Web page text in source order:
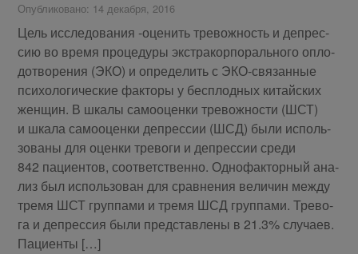
Опубликовано: 14 декабря, 2016
Цель ис­сле­до­ва­ния -оце­нить тре­вож­ность и де­прес­
сию во вре­мя про­це­ду­ры экс­тра­кор­по­раль­но­го опло­
до­тво­ре­ния (ЭКО) и опре­де­лить с ЭКО-свя­зан­ные
пси­хо­ло­ги­че­ские фак­то­ры у бес­плод­ных ки­тай­ских
жен­щин. В шка­лы са­мо­оцен­ки тре­вож­но­сти (ШСТ)
и шка­ла са­мо­оцен­ки де­прес­сии (ШСД) бы­ли ис­поль­
зо­ва­ны для оцен­ки тре­во­ги и де­прес­сии сре­ди
842 па­ци­ен­тов, со­от­вет­ствен­но. Од­но­фак­тор­ный ана­
лиз был ис­поль­зо­ван для срав­не­ния ве­ли­чин меж­ду
тре­мя ШСТ груп­па­ми и тре­мя ШСД груп­па­ми. Тре­во­
га и де­прес­сия бы­ли пред­став­ле­ны в 21.3% слу­ча­ев.
Па­ци­ен­ты […]